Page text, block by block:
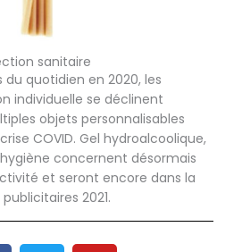
sanitaire
du quotidien en 2020, les
individuelle se déclinent
objets personnalisables
COVID. Gel hydroalcoolique,
concernent désormais
et seront encore dans la
2021.